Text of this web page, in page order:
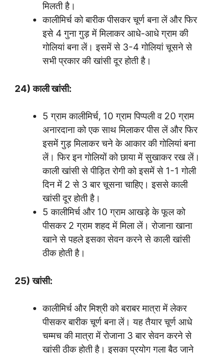
मिलती है।
कालीमिर्च को बारीक पीसकर चूर्ण बना लें और फिर
इसे 4 गुना गुड़ में मिलाकर आधे-आधे ग्राम की
गोलियां बना लें। इसमें से 3-4 गोलियां चूसने से
सभी प्रकार की खांसी दूर होती है।
24) काली खांसी:
5 ग्राम कालीमिर्च, 10 ग्राम पिप्पली व 20 ग्राम
अनारदाना को एक साथ मिलाकर पीस लें और फिर
इसमें गुड़ मिलाकर चने के आकार की गोलियां बना
लें। फिर इन गोलियों को छाया में सुखाकर रख लें।
काली खांसी से पीड़ित रोगी को इसमें से 1-1 गोली
दिन में 2 से 3 बार चूसना चाहिए। इससे काली
खांसी दूर होती है।
5 कालीमिर्च और 10 ग्राम आखड़े के फूल को
पीसकर 2 ग्राम शहद में मिला लें। रोजाना खाना
खाने से पहले इसका सेवन करने से काली खांसी
ठीक होती है।
25) खांसी:
कालीमिर्च और मिश्री को बराबर मात्रा में लेकर
पीसकर बारीक चूर्ण बना लें। यह तैयार चूर्ण आधे
चम्मच की मात्रा में रोजाना 3 बार सेवन करने से
खांसी ठीक होती है। इसका प्रयोग गला बैठ जाने